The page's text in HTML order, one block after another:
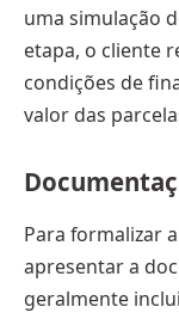
uma simulação
etapa, o cliente
condições de
valor das
Para formalizar
apresentar a
geralmente